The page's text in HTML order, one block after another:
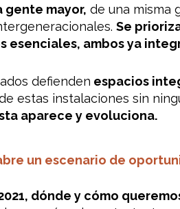
gente mayor, de una misma
Se
esenciales, ambos ya
defienden espacios
estas instalaciones sin
aparece y evoluciona.
un escenario de
dónde y cómo